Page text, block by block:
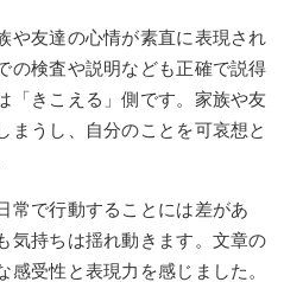
や友達の心情が素直に表現され
の検査や説明なども正確で説得
「きこえる」側です。家族や友
まうし、自分のことを可哀想と
常で行動することには差があ
気持ちは揺れ動きます。文章の
感受性と表現力を感じました。